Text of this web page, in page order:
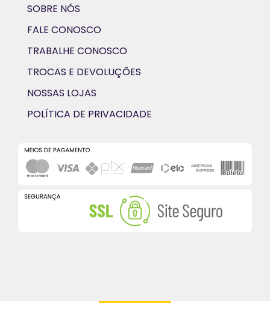
SOBRE NÓS
FALE CONOSCO
TRABALHE CONOSCO
TROCAS E DEVOLUÇÕES
NOSSAS LOJAS
POLÍTICA DE PRIVACIDADE